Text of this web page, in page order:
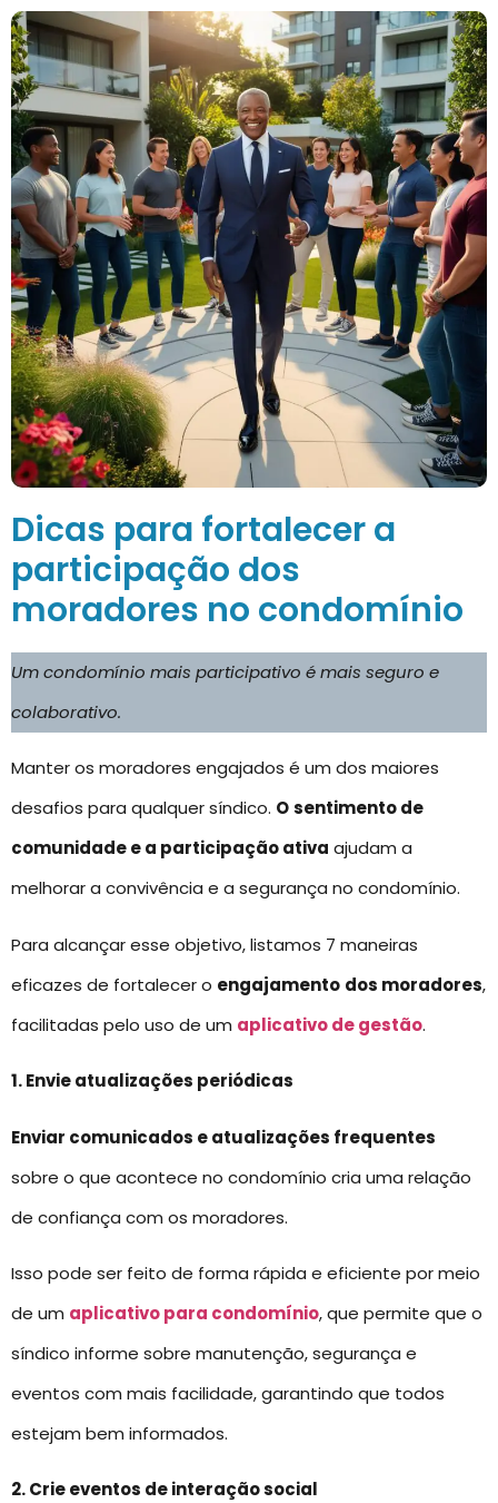
Dicas para fortalecer a
participação dos
moradores no condomínio
Um condomínio mais participativo é mais seguro e
colaborativo.
Manter os moradores engajados é um dos maiores
desafios para qualquer síndico. Osentimento de
comunidade e a participação ativa ajudam a
melhorar a convivência e a segurança no condomínio.
Para alcançar esse objetivo, listamos 7 maneiras
eficazes de fortalecer o engajamento dos moradores,
facilitadas pelo uso de um aplicativo de gestão.
1. Envie atualizações periódicas
Enviar comunicados e atualizações frequentes
sobre o que acontece no condomínio cria uma relação
de confiança com os moradores.
Isso pode ser feito de forma rápida e eficiente por meio
de um aplicativo para condomínio, que permite que o
síndico informe sobre manutenção, segurança e
eventos com mais facilidade, garantindo que todos
estejam bem informados.
2. Crie eventos de interação social